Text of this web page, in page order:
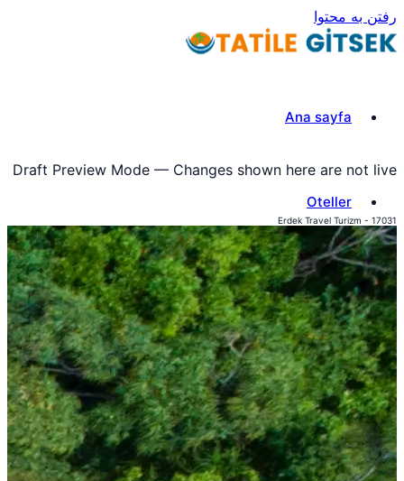
رفتن به محتوا
Ana sayfa
Oteller
Turlar
iletisim
Hakkımızda
Draft Preview Mode — Changes shown here are not live
Erdek Travel Turizm - 17031